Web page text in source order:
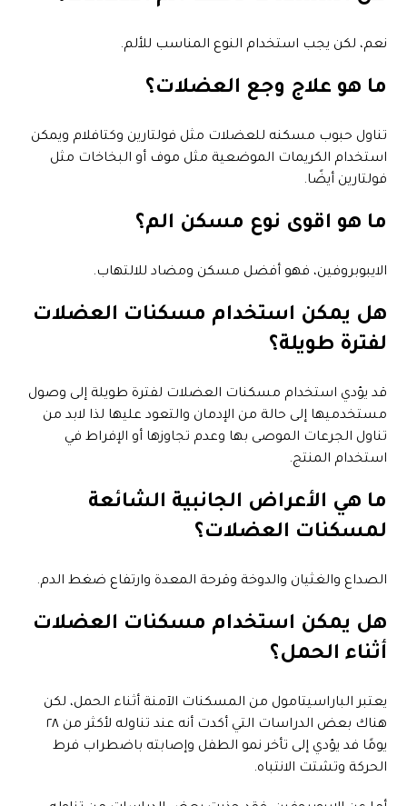
نعم، لكن يجب استخدام النوع المناسب للألم.
ما هو علاج وجع العضلات؟
تناول حبوب مسكنه للعضلات مثل فولتارين وكتافلام ويمكن
استخدام الكريمات الموضعية مثل موف أو البخاخات مثل
فولتارين أيضًا.
ما هو اقوى نوع مسكن الم؟
الايبوبروفين، فهو أفضل مسكن ومضاد للالتهاب.
هل يمكن استخدام مسكنات العضلات
لفترة طويلة؟
قد يؤدي استخدام مسكنات العضلات لفترة طويلة إلى وصول
مستخدميها إلى حالة من الإدمان والتعود عليها لذا لابد من
تناول الجرعات الموصى بها وعدم تجاوزها أو الإفراط في
استخدام المنتج.
ما هي الأعراض الجانبية الشائعة
لمسكنات العضلات؟
الصداع والغثيان والدوخة وقرحة المعدة وارتفاع ضغط الدم.
هل يمكن استخدام مسكنات العضلات
أثناء الحمل؟
يعتبر الباراسيتامول من المسكنات الآمنة أثناء الحمل، لكن
هناك بعض الدراسات التي أكدت أنه عند تناوله لأكثر من ٢٨
يومًا فد يؤدي إلى تأخر نمو الطفل وإصابته باضطراب فرط
الحركة وتشتت الانتباه.